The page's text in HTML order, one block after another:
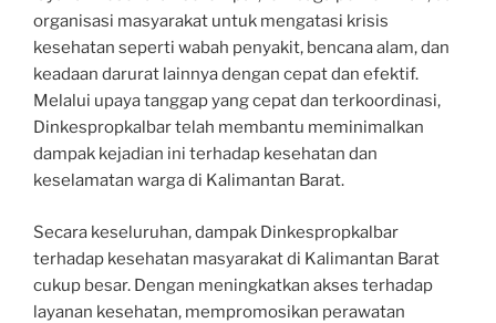
organisasi masyarakat untuk mengatasi krisis
kesehatan seperti wabah penyakit, bencana alam, dan
keadaan darurat lainnya dengan cepat dan efektif.
Melalui upaya tanggap yang cepat dan terkoordinasi,
Dinkespropkalbar telah membantu meminimalkan
dampak kejadian ini terhadap kesehatan dan
keselamatan warga di Kalimantan Barat.
Secara keseluruhan, dampak Dinkespropkalbar
terhadap kesehatan masyarakat di Kalimantan Barat
cukup besar. Dengan meningkatkan akses terhadap
layanan kesehatan, mempromosikan perawatan